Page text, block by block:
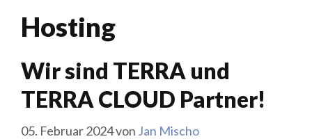
Hosting
Wir sind TERRA und
TERRA CLOUD Partner!
05. Februar 2024von Jan Mischo